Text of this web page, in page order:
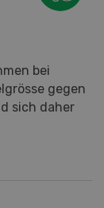
bei
gegen
sich daher